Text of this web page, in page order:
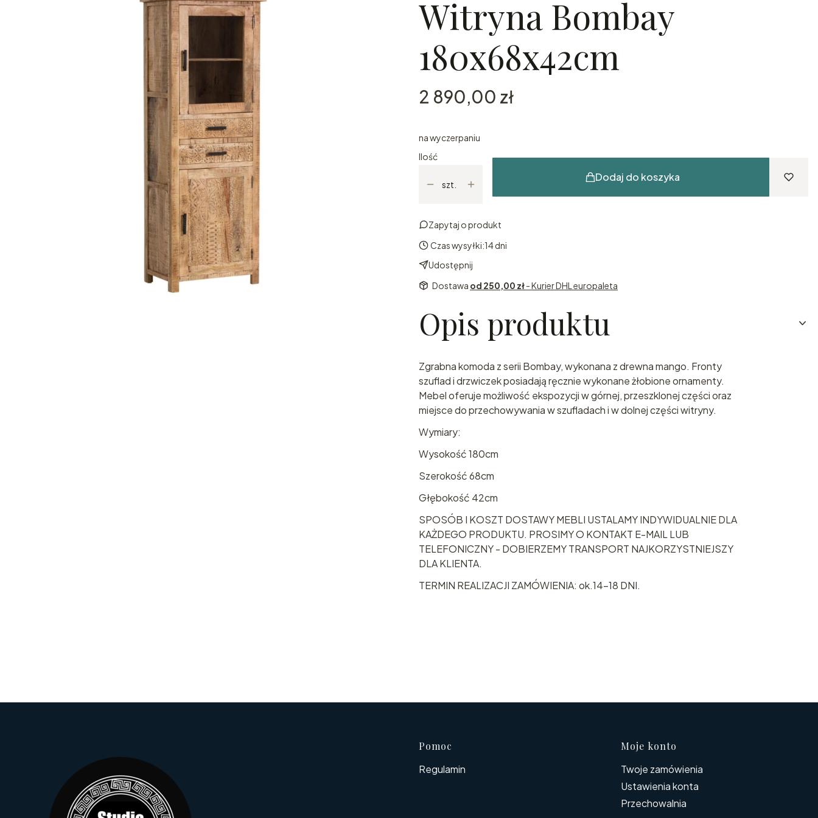
Witryna Bombay
180x68x42cm
Cena
2 890,00 zł
na wyczerpaniu
Ilość
szt.
Dodaj do koszyka
Zapytaj o produkt
Czas wysyłki:14 dni
Udostępnij
Dostawa od 250,00 zł- Kurier DHL europaleta
Opis produktu
Zgrabna komoda z serii Bombay, wykonana z drewna mango. Fronty
szuflad i drzwiczek posiadają ręcznie wykonane żłobione ornamenty.
Mebel oferuje możliwość ekspozycji w górnej, przeszklonej części oraz
miejsce do przechowywania w szufladach i w dolnej części witryny.
Wymiary:
Wysokość 180cm
Szerokość 68cm
Głębokość 42cm
SPOSÓB I KOSZT DOSTAWY MEBLI USTALAMY INDYWIDUALNIE DLA
KAŻDEGO PRODUKTU. PROSIMY O KONTAKT E-MAIL LUB
TELEFONICZNY - DOBIERZEMY TRANSPORT NAJKORZYSTNIEJSZY
DLA KLIENTA.
TERMIN REALIZACJI ZAMÓWIENIA: ok.14-18 DNI.
Linki w stopce
Pomoc
Regulamin
Moje konto
Twoje zamówienia
Ustawienia konta
Przechowalnia